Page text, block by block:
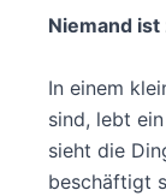
Niemand
In einem
sind, lebt
sieht die
beschäftigt